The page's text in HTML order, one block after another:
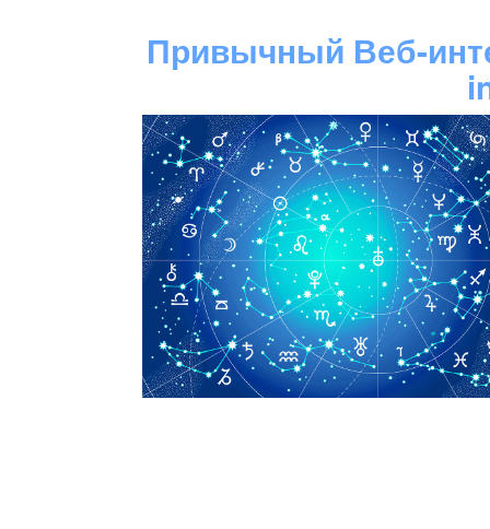
Привычный Веб-